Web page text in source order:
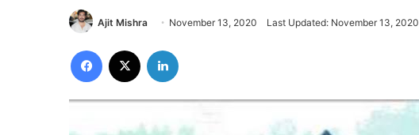
Ajit Mishra November 13, 2020 Last Updated: November 13, 2020
Facebook